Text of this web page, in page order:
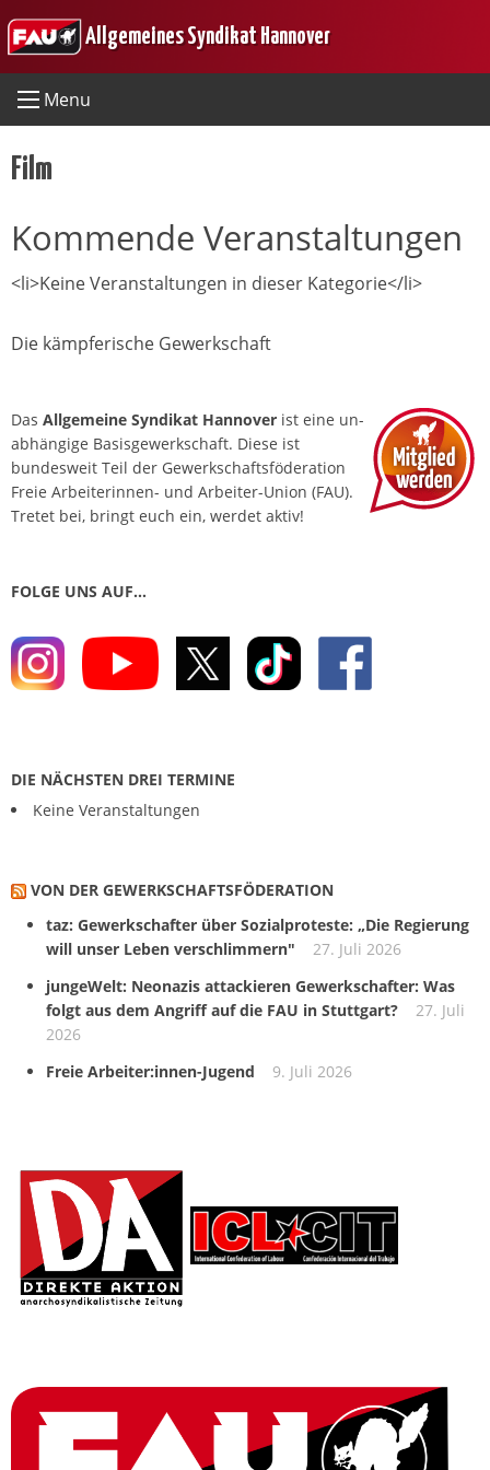
to
Allgemeines Syndikat Hannover
Menu
Film
Kommende Veranstaltungen
<li>Keine Veranstaltungen in dieser Kategorie</li>
Die kämpferische Gewerkschaft
Das Allgemeine Syndikat Hannover ist eine un­
abhängige Basis­gewerkschaft. Diese ist
bundesweit Teil der Gewerkschafts­föderation
Freie Arbeiterinnen- und Arbeiter-Union (FAU).
Tretet bei, bringt euch ein, werdet aktiv!
FOLGE UNS AUF…
DIE NÄCHSTEN DREI TERMINE
Keine Veranstaltungen
VON DER GEWERKSCHAFTS­FÖDERATION
taz: Gewerkschafter über Sozialproteste: „Die Regierung
will unser Leben verschlimmern"
27. Juli 2026
jungeWelt: Neonazis attackieren Gewerkschafter: Was
folgt aus dem Angriff auf die FAU in Stuttgart?
27. Juli
2026
Freie Arbeiter:innen-Jugend
9. Juli 2026